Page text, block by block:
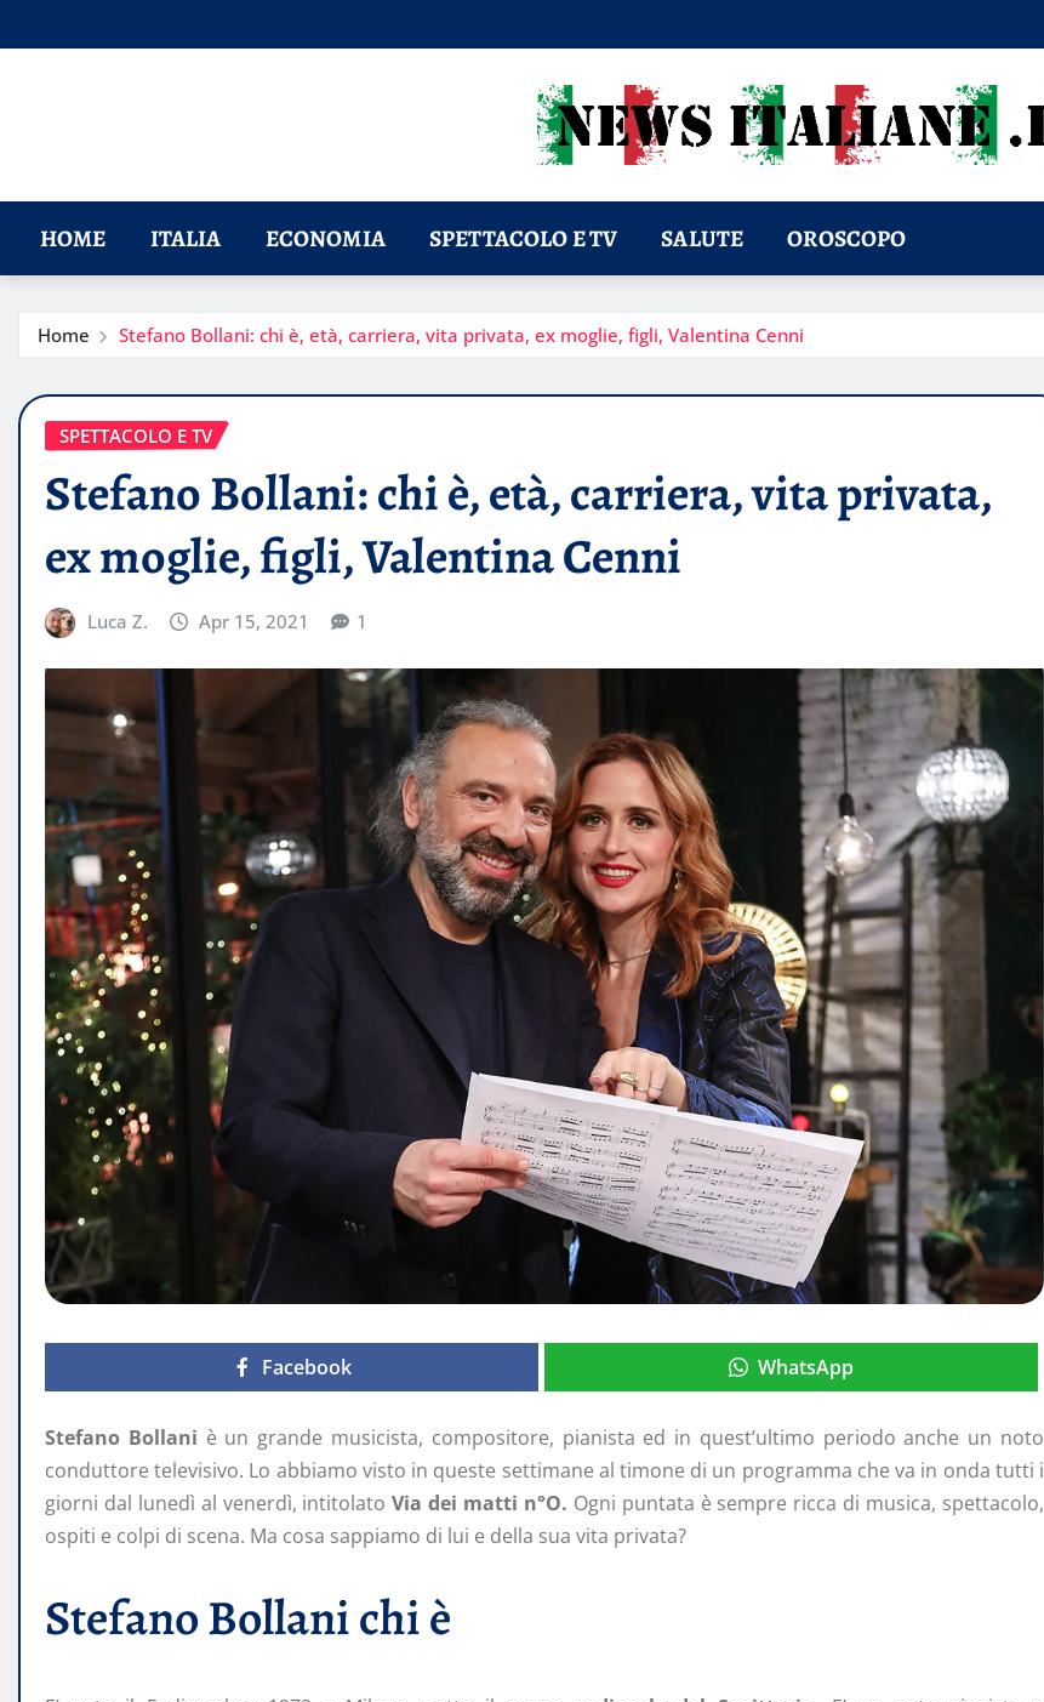
to
HOME ITALIA ECONOMIA SPETTACOLO E TV SALUTE OROSCOPO
Home Stefano Bollani: chi è, età, carriera, vita privata, ex moglie, figli, Valentina Cenni
SPETTACOLO E TV
Stefano Bollani: chi è, età, carriera, vita privata,
ex moglie, figli, Valentina Cenni
Luca Z. Apr 15, 2021 1
Facebook WhatsApp
Stefano Bollani è un grande musicista, compositore, pianista ed in quest’ultimo periodo anche un noto
conduttore televisivo. Lo abbiamo visto in queste settimane al timone di un programma che va in onda tutti i
giorni dal lunedì al venerdì, intitolato Via dei matti n°O. Ogni puntata è sempre ricca di musica, spettacolo,
ospiti e colpi di scena. Ma cosa sappiamo di lui e della sua vita privata?
Stefano Bollani chi è